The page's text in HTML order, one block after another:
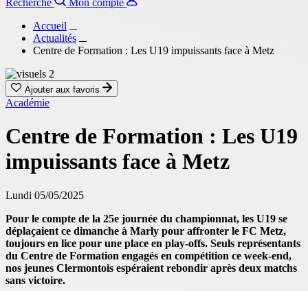
Recherche
Mon compte
Accueil
Actualités
Centre de Formation : Les U19 impuissants face à Metz
Ajouter aux favoris
Académie
Centre de Formation : Les U19
impuissants face à Metz
Lundi 05/05/2025
Pour le compte de la 25e journée du championnat, les U19 se
déplaçaient ce dimanche à Marly pour affronter le FC Metz,
toujours en lice pour une place en play-offs. Seuls représentants
du Centre de Formation engagés en compétition ce week-end,
nos jeunes Clermontois espéraient rebondir après deux matchs
sans victoire.